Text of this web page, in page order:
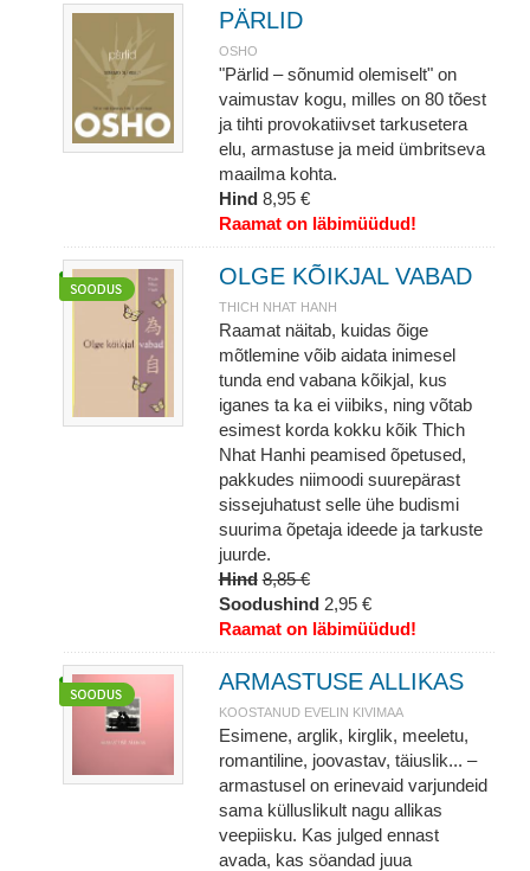
PÄRLID
OSHO
"Pärlid – sõnumid olemiselt" on
vaimustav kogu, milles on 80 tõest
ja tihti provokatiivset tarkusetera
elu, armastuse ja meid ümbritseva
maailma kohta.
Hind 8,95 €
Raamat on läbimüüdud!
OLGE KÕIKJAL VABAD
THICH NHAT HANH
Raamat näitab, kuidas õige
mõtlemine võib aidata inimesel
tunda end vabana kõikjal, kus
iganes ta ka ei viibiks, ning võtab
esimest korda kokku kõik Thich
Nhat Hanhi peamised õpetused,
pakkudes niimoodi suurepärast
sissejuhatust selle ühe budismi
suurima õpetaja ideede ja tarkuste
juurde.
Hind 8,85 €
Soodushind 2,95 €
Raamat on läbimüüdud!
ARMASTUSE ALLIKAS
KOOSTANUD EVELIN KIVIMAA
Esimene, arglik, kirglik, meeletu,
romantiline, joovastav, täiuslik... –
armastusel on erinevaid varjundeid
sama külluslikult nagu allikas
veepiisku. Kas julged ennast
avada, kas söandad juua